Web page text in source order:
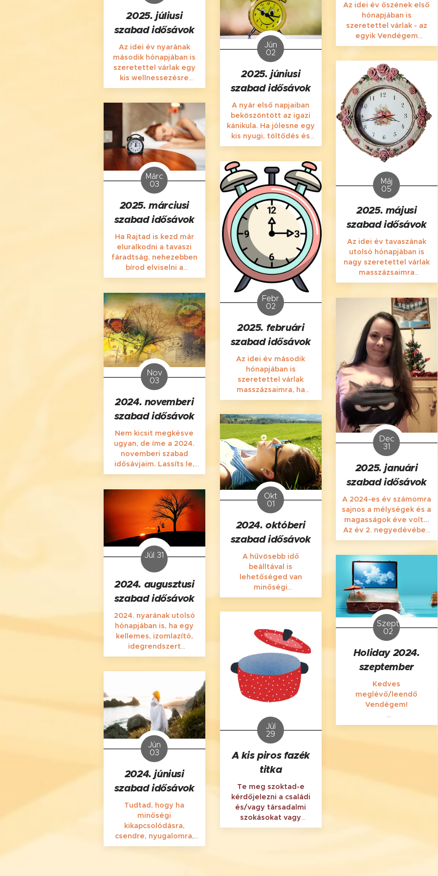
Szegeden, a
Gyöngytyúk u. 6-ban!
Az idei év őszének első
hónapjában is
szeretettel várlak - az
egyik Vendégem
szavával élve - egy
kellemes, relaxáló,
izomlazító masszázsra
Szegeden, a
Gyöngytyúk u. 6-ban! :)
2025. júliusi
szabad idősávok
Az idei év nyarának
második hónapjában is
szeretettel várlak egy
kis wellnessezésre
Szegeden, a
Jún
02
2025. júniusi
szabad idősávok
A nyár első napjaiban
beköszöntött az igazi
kánikula. Ha jólesne egy
kis nyugi, töltődés és
lazítás, gyere hozzám
hónapban is! A Silence
Massage-ban klíma
nélkül is kellemes 23-24
fokos hőmérséklet vár
Téged és persze én, a
(jövőbeli) masszőröd
nagy-nagy szeretettel!
:)
Máj
05
2025. májusi
szabad idősávok
Az idei év tavaszának
utolsó hónapjában is
nagy szeretettel várlak
masszázsaimra
Szegeden, a
Márc
03
2025. márciusi
szabad idősávok
Ha Rajtad is kezd már
eluralkodni a tavaszi
fáradtság, nehezebben
bírod elviselni a
változékony időjárást
körülvevő embereket),
kimerültnek, feszültnek
érzed Magadat,
sajognak, húznak,
fájdogálnak itt-ott az
izmaid, esetleg
gyakrabban fáj a fejed,
nehezebben alszol,
akkor Neked bizony
masszázsra van
szükséged!
Febr
02
2025. februári
szabad idősávok
Az idei év második
hónapjában is
szeretettel várlak
masszázsaimra, ha
pihenésre,
ellazulásra,
kikapcsol(ód)ásra,
csendre vagy akár
meghallgatásra,
kiventillálásra is vágysz!
Dec
31
2025. januári
szabad idősávok
A 2024-es év számomra
sajnos a mélységek és a
magasságok éve volt...
Az év 2. negyedévében
mintegy főnixként
keservesen összekapart
darabjaimból. Mindez
nem sikerült volna a
párom, a családom, a
barátaim és kedves
Vendégem, a Te
szeretetteljes
támogatásod nélkül!
Nov
03
2024. novemberi
szabad idősávok
Nem kicsit megkésve
ugyan, de íme a 2024.
novemberi szabad
idősávjaim. Lassíts le,
pihenj meg, kapcsol(ód)j
Massage-ban!
Szeretettel várlak
masszázsaimra az ősz
utolsó hónapjában is
Szegeden, a
Gyöngytyúk u. 6-ban!
Okt
01
2024. októberi
szabad idősávok
A hűvösebb idő
beálltával is
lehetőséged van
minőségi
kikapcsolódásra
Szept
02
Holiday 2024.
szeptember
Kedves
meglévő/leendő
Vendégem!
Ezúton is szeretnélek
Júl 31
2024. augusztusi
szabad idősávok
2024. nyarának utolsó
hónapjában is, ha egy
kellemes, izomlazító,
idegrendszert
harmonizáló, relaxáló
helyed!
Júl
29
A kis piros fazék
titka
Te meg szoktad-e
kérdőjelezni a családi
és/vagy társadalmi
szokásokat vagy
automatikusan követed
Jún
03
2024. júniusi
szabad idősávok
Tudtad, hogy ha
minőségi
kikapcsolódásra,
csendre, nyugalomra,
pihenésre, feltöltődésre